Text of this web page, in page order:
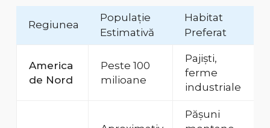
Regiunea
Populație
Estimativă
Habitat
Preferat
America
de Nord
Peste 100
milioane
Pajiști,
ferme
industriale
Pășuni